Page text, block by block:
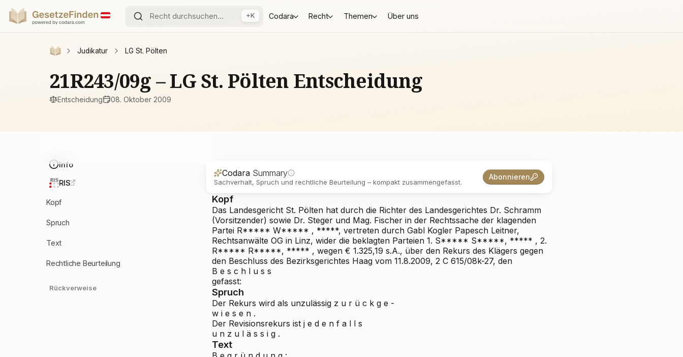
+K Codara Recht Themen Über uns
Judikatur LG St. Pölten
21R243/09g – LG St. Pölten Entscheidung
Entscheidung 08. Oktober 2009
Info
RIS
Kopf
Spruch
Text
Rechtliche Beurteilung
Rückverweise
Codara Summary
Sachverhalt, Spruch und rechtliche Beurteilung – kompakt zusammengefasst.
Abonnieren
Kopf
Das Landesgericht St. Pölten hat durch die Richter des Landesgerichtes Dr. Schramm
(Vorsitzender) sowie Dr. Steger und Mag. Fischer in der Rechtssache der klagenden
Partei R***** W***** , *****, vertreten durch Gabl Kogler Papesch Leitner,
Rechtsanwälte OG in Linz, wider die beklagten Parteien 1. S***** S*****, ***** , 2.
R***** R*****, ***** , wegen € 1.325,19 s.A., über den Rekurs des Klägers gegen
den Beschluss des Bezirksgerichtes Haag vom 11.8.2009, 2 C 615/08k-27, den
B e s c h l u s s
gefasst:
Spruch
Der Rekurs wird als unzulässig z u r ü c k g e -
w i e s e n .
Der Revisionsrekurs ist j e d e n f a l l s
u n z u l ä s s i g .
Text